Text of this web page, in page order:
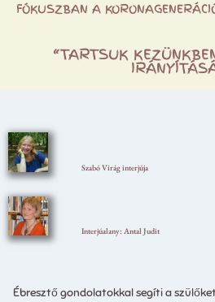
FÓKUSZBAN A
“TARTSUK
Szabó Virág interjúja
Interjúalany: Antal Judit
Ébresztő gondolatokkal segíti a